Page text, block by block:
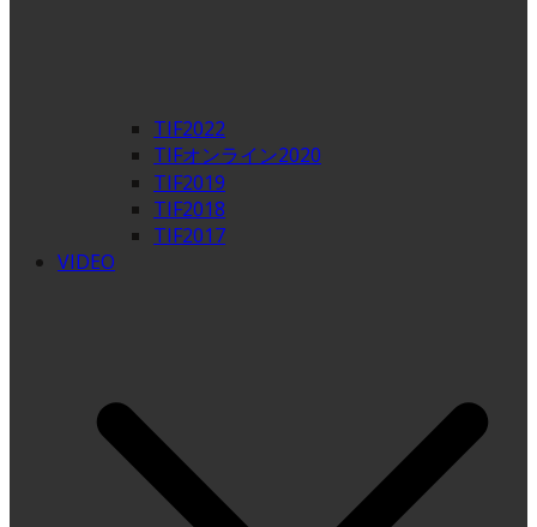
TIF2022
TIFオンライン2020
TIF2019
TIF2018
TIF2017
VIDEO